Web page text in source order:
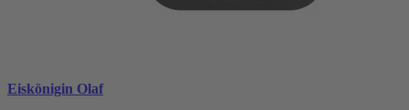
Eiskönigin Olaf